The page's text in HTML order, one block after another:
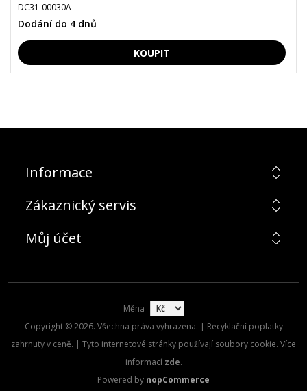
DC31-00030A
Dodání do 4 dnů
Informace
Zákaznický servis
Můj účet
Měna
Copyright © 2026. Všechna práva vyhrazena. | Recyklační poplatky
zahrnuty v ceně. | Tyto internetové stránky používají soubory cookie. Více
informací zde.
Powered by nopCommerce